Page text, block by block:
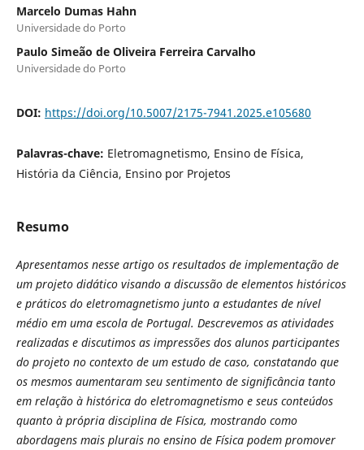
Marcelo Dumas Hahn
Universidade do Porto
Paulo Simeão de Oliveira Ferreira Carvalho
Universidade do Porto
DOI: https://doi.org/10.5007/2175-7941.2025.e105680
Palavras-chave: Eletromagnetismo, Ensino de Física,
História da Ciência, Ensino por Projetos
Resumo
Apresentamos nesse artigo os resultados de implementação de
um projeto didático visando a discussão de elementos históricos
e práticos do eletromagnetismo junto a estudantes de nível
médio em uma escola de Portugal. Descrevemos as atividades
realizadas e discutimos as impressões dos alunos participantes
do projeto no contexto de um estudo de caso, constatando que
os mesmos aumentaram seu sentimento de significância tanto
em relação à histórica do eletromagnetismo e seus conteúdos
quanto à própria disciplina de Física, mostrando como
abordagens mais plurais no ensino de Física podem promover